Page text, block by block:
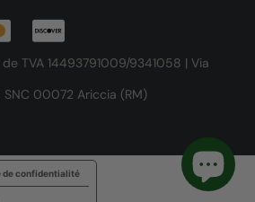
TVA 14493791009/9341058 | Via
00072 Ariccia (RM)
de confidentialité